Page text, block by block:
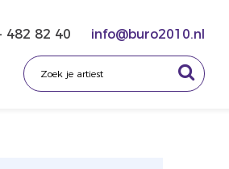
482 82 40 info@buro2010.nl